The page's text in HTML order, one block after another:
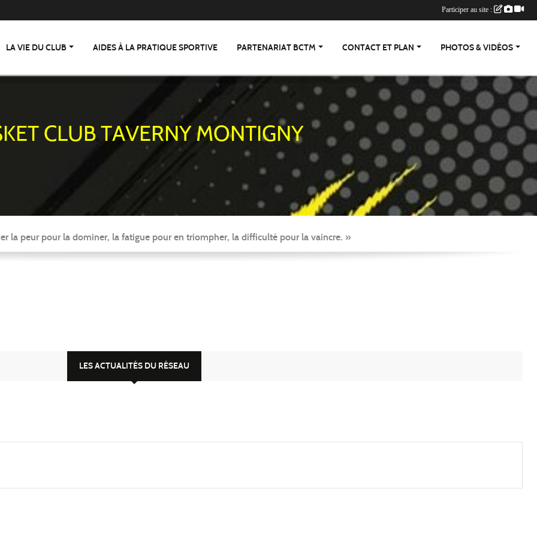
LA VIE DU CLUB AIDES À LA PRATIQUE SPORTIVE PARTENARIAT BCTM CONTACT ET PLAN PHOTOS & VIDÉOS
CLUB TAVERNY MONTIGNY
la peur pour la dominer, la fatigue pour en triompher, la difficulté pour la vaincre. »
LES ACTUALITÉS DU RÉSEAU
Participer au site :